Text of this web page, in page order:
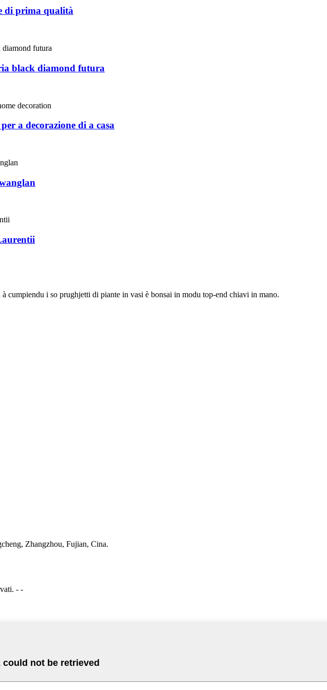
di prima qualità
black diamond futura
a decorazione di a casa
cumpiendu i so prughjetti di piante in vasi è bonsai in modu top-end chiavi in ​​mano.
Zhangzhou, Fujian, Cina.
- -